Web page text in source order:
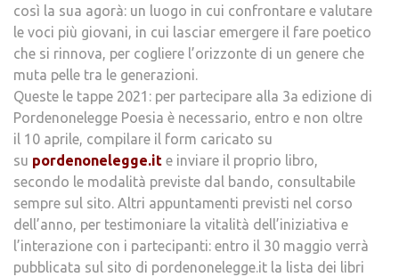
così la sua agorà: un luogo in cui confrontare e valutare
le voci più giovani, in cui lasciar emergere il fare poetico
che si rinnova, per cogliere l’orizzonte di un genere che
muta pelle tra le generazioni.
Queste le tappe 2021: per partecipare alla 3a edizione di
Pordenonelegge Poesia è necessario, entro e non oltre
il 10 aprile, compilare il form caricato su
su pordenonelegge.it e inviare il proprio libro,
secondo le modalità previste dal bando, consultabile
sempre sul sito. Altri appuntamenti previsti nel corso
dell’anno, per testimoniare la vitalità dell’iniziativa e
l’interazione con i partecipanti: entro il 30 maggio verrà
pubblicata sul sito di pordenonelegge.it la lista dei libri